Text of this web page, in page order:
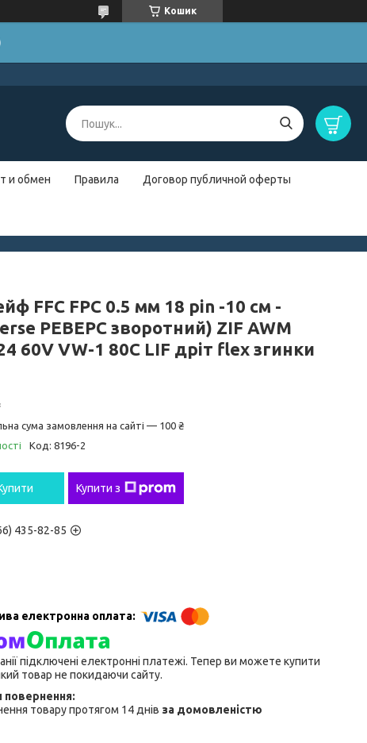
Кошик
и обмен Правила Договор публичной оферты
FFC FPC 0.5 мм 18 pin -10 см -
РЕВЕРС зворотний) ZIF AWM
60V VW-1 80C LIF дріт flex згинки
сума замовлення на сайті — 100 ₴
Код: 8196-2
Купити з
435-82-85
підключені електронні платежі. Тепер ви можете купити
товар не покидаючи сайту.
товару протягом 14 днів за домовленістю